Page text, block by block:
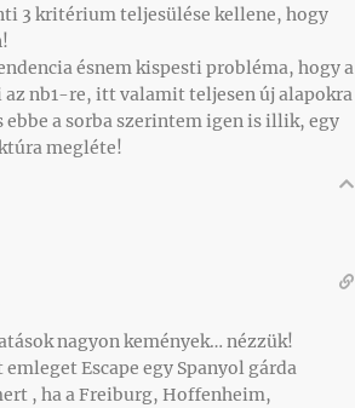
3 kritérium teljesülése kellene, hogy
ésnem kispesti probléma, hogy a
az nb1-re, itt valamit teljesen új alapokra
ebbe a sorba szerintem igen is illik, egy
megléte!
nagyon kemények… nézzük!
emleget Escape egy Spanyol gárda
, ha a Freiburg, Hoffenheim,